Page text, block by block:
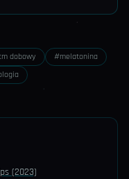
dobowy #melatonina
(2023)